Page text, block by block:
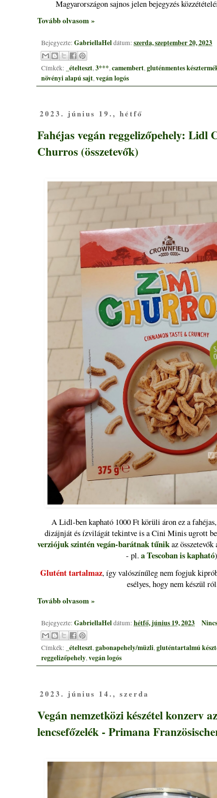
Magyarországon sajnos jelen bejegyzés
Tovább olvasom »
Bejegyezte: GabriellaHeldátum: szerda, szeptember 20, 2023
Címkék: _ételteszt,3***,camembert,gluténmentes
növényi alapú sajt,vegán logós
2023. június 19., hétfő
Fahéjas vegán reggelizőpehely: Lidl
Churros (összetevők)
A Lidl-ben kapható 1000 Ft körüli áron ez a
dizájnját és ízvilágát tekintve is a Cini Minis ugrott
verziójuk szintén vegán-barátnak tűnikaz
- pl.a Tescoban is kapható
Glutént tartalmaz, így valószínűleg nem fogjuk
esélyes, hogy nem készül
Tovább olvasom »
Bejegyezte: GabriellaHeldátum: hétfő, június 19, 2023
Címkék: _ételteszt,gabonapehely/müzli,gluténtartalmú
reggelizőpehely,vegán logós
2023. június 14., szerda
Vegán nemzetközi készétel konzerv
lencsefőzelék - Primana